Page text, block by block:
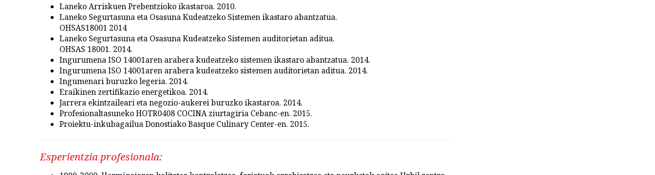
Laneko Arriskuen Prebentzioko ikastaroa. 2010.
Laneko Segurtasuna eta Osasuna Kudeatzeko Sistemen ikastaro abantzatua.
OHSAS18001 2014
Laneko Segurtasuna eta Osasuna Kudeatzeko Sistemen auditorietan aditua.
OHSAS 18001. 2014.
Ingurumena ISO 14001aren arabera kudeatzeko sistemen ikastaro abantzatua. 2014.
Ingurumena ISO 14001aren arabera kudeatzeko sistemen auditorietan aditua. 2014.
Ingumenari buruzko legeria. 2014.
Eraikinen zertifikazio energetikoa. 2014.
Jarrera ekintzaileari eta negozio-aukerei buruzko ikastaroa. 2014.
Profesionaltasuneko HOTR0408 COCINA ziurtagiria Cebanc-en. 2015.
Proiektu-inkubagailua Donostiako Basque Culinary Center-en. 2015.
Esperientzia profesionala: